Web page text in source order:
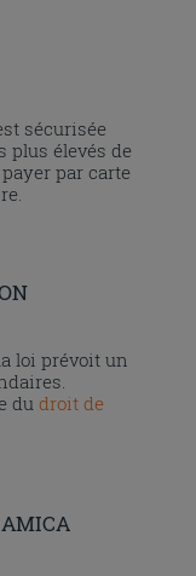
sécurisée
plus élevés de
par carte
loi prévoit un
dudroit de